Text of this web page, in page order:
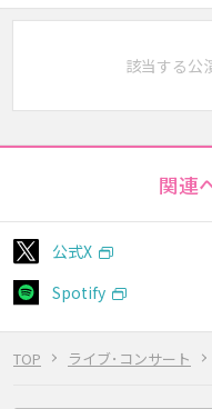
TOP ライブ･コンサート
該当する公
関連
公式X
Spotify